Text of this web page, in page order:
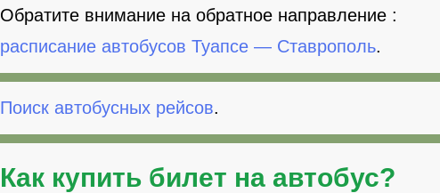
Обратите внимание на обратное направление :
расписание автобусов Туапсе — Ставрополь.
Поиск автобусных рейсов.
Как купить билет на автобус?